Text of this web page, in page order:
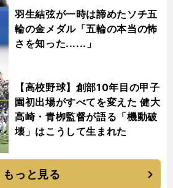
羽生結弦が一時は諦めたソチ五
輪の金メダル「五輪の本当の怖
さを知った......」
【高校野球】創部10年目の甲子
園初出場がすべてを変えた 健大
高崎・青栁監督が語る「機動破
壊」はこうして生まれた
もっと見る